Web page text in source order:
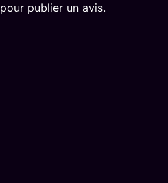
pour publier un avis.